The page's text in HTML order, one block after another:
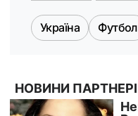
Україна Футбол